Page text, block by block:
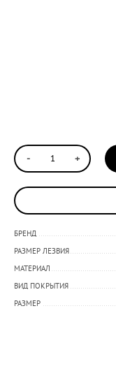
- +
БРЕНД
РАЗМЕР ЛЕЗВИЯ
МАТЕРИАЛ
ВИД ПОКРЫТИЯ
РАЗМЕР